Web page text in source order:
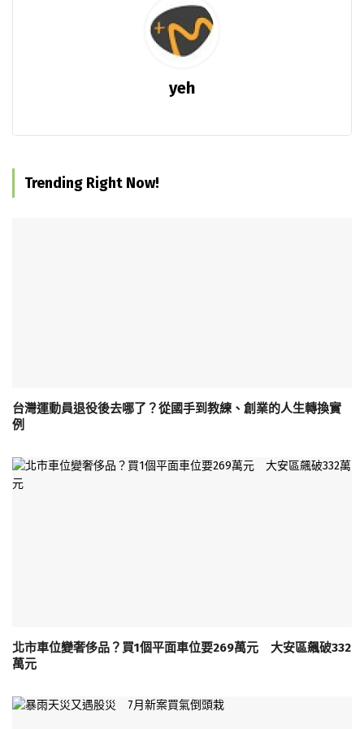
yeh
Trending Right Now!
台灣運動員退役後去哪了？從國手到教練、創業的人生轉換實
例
北市車位變奢侈品？買1個平面車位要269萬元 大安區飆破332
萬元